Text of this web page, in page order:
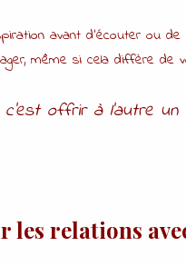
avant d’écouter ou
même si cela diffère de
c’est offrir à l’autre
les relations